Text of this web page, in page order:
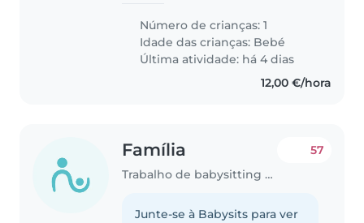
Número de crianças: 1
Idade das crianças: Bebé
Última atividade: há 4 dias
12,00 €/hora
Família
Trabalho de babysitting em Lisboa
57
Junte-se à Babysits para ver